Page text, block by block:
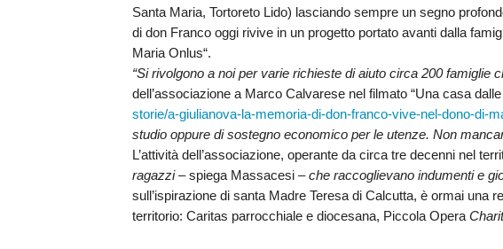
INSEGNAMENTO RELIGIONE
UFFICIO LITURGICO
MIGRANTES
PASTORALE DELLA FAMIGLIA
PASTORALE DELLA SALUTE
Santa Maria, Tortoreto Lido) lasciando sempre un segno
didon Franco oggi rivive in un progetto portato avanti dalla
Maria Onlus“.
“Si rivolgono a noi per varie richieste di aiuto circa 200
dell’associazionea Marco Calvarese nel filmato “Una casa
storie/a-giulianova-la-memoria-di-don-franco-vive-nel-dono-di-
studio oppure di sostegno economico per le utenze. Non
L’attività dell’associazione, operante da circa tre decenni nel
ragazzi– spiega Massacesi –che raccoglievano indumenti e
sull’ispirazione di santa Madre Teresa di Calcutta, è ormai una
territorio: Caritas parrocchiale e diocesana, Piccola Opera